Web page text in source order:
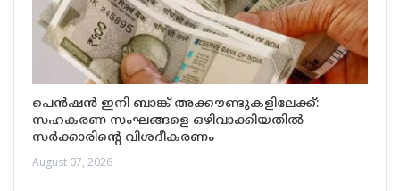
പെൻഷൻ ഇനി ബാങ്ക് അക്കൗണ്ടുകളിലേക്ക്:
സഹകരണ സംഘങ്ങളെ ഒഴിവാക്കിയതിൽ
സർക്കാരിന്റെ വിശദീകരണം
August 07, 2026